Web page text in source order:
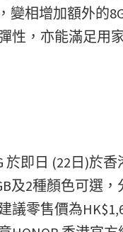
變相增加額外的
性，亦能滿足用
於即日 (22日)於
及2種顏色可選
議零售價為